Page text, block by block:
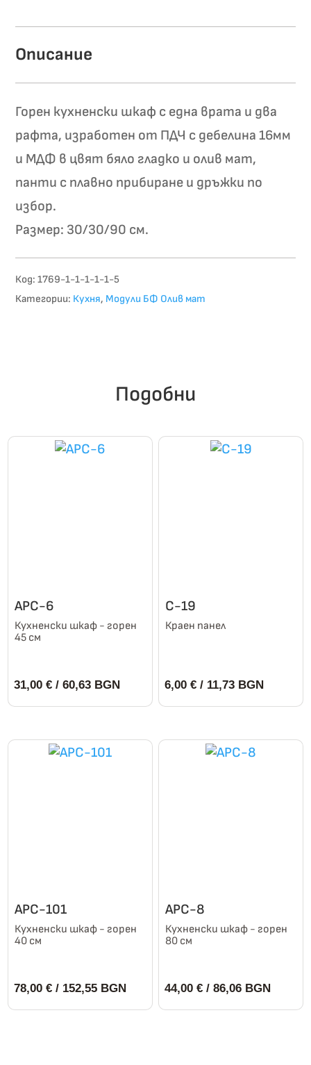
Описание
Горен кухненски шкаф с една врата и два
рафта, изработен от ПДЧ с дебелина 16мм
и МДФ в цвят бяло гладко и олив мат,
панти с плавно прибиране и дръжки по
избор.
Размер: 30/30/90 см.
Код:1769-1-1-1-1-1-5
Категории: Кухня, Модули БФ Олив мат
Подобни
АРС-6
Кухненски шкаф - горен
45 см
31,00€ / 60,63 BGN
С-19
Краен панел
6,00€ / 11,73 BGN
АРС-101
Кухненски шкаф - горен
40 см
78,00€ / 152,55 BGN
АРС-8
Кухненски шкаф - горен
80 см
44,00€ / 86,06 BGN